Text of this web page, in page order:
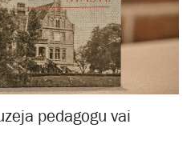
pedagogu vai